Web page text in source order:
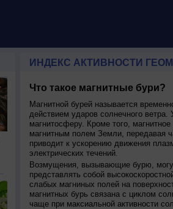
ИНДЕКС АКТИВНОСТИ
Что такое магнитные бури?
Магнитной бурей называется
действием ударов солнечного ветра.
магнитосферу. Кроме того,
магнитным полем Земли, передавая
приводит к ускорению движения
электрических течений.
Возмущения, вызывающие бурю,
представлять собой
слабых магниных полей на
магнитных бурь связана с циклом
чаще при максиальной активности